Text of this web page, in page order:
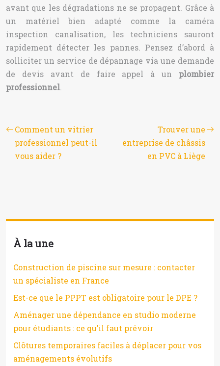
avant que les dégradations ne se propagent. Grâce à
un matériel bien adapté comme la caméra
inspection canalisation, les techniciens sauront
rapidement détecter les pannes. Pensez d’abord à
solliciter un service de dépannage via une demande
de devis avant de faire appel à un plombier
professionnel.
Comment un vitrier
professionnel peut-il
vous aider ?
Trouver une
entreprise de châssis
en PVC à Liège
À la une
Construction de piscine sur mesure : contacter
un spécialiste en France
Est-ce que le PPPT est obligatoire pour le DPE ?
Aménager une dépendance en studio moderne
pour étudiants : ce qu’il faut prévoir
Clôtures temporaires faciles à déplacer pour vos
aménagements évolutifs